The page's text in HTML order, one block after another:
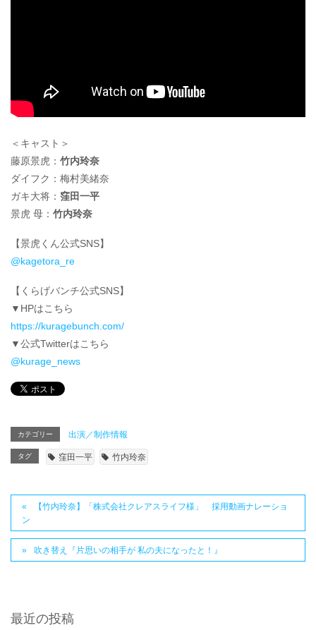
＜キャスト＞
藤原景虎： 竹内玲奈
ダイフク：梅村美緒奈
ガキ大将： 窪田一平
景虎 母： 竹内玲奈
【景虎くん公式SNS】
@kagetora_re
【くらげバンチ公式SNS】
▼HPはこちら
https://kuragebunch.com/
▼公式Twitterはこちら
@kurage_news
カテゴリー 出演／制作情報
タグ 窪田一平 竹内玲奈
【竹内玲奈】「株式会社クレアスライフ様」 採用動画ナレーショ
ン
吹き替え『片思いの相手が 私の夫になったと！』
最近の投稿